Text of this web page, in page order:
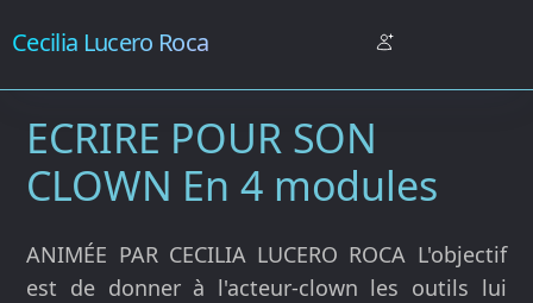
Cecilia Lucero Roca
ECRIRE POUR SON
CLOWN En 4 modules
ANIMÉE PAR CECILIA LUCERO ROCA L'objectif
est de donner à l'acteur-clown les outils lui